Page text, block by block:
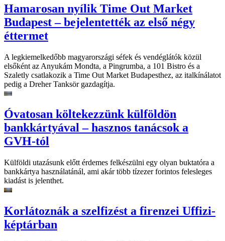
Hamarosan nyílik Time Out Market
Budapest – bejelentették az első négy
éttermet
A legkiemelkedőbb magyarországi séfek és vendéglátók közül
elsőként az Anyukám Mondta, a Pingrumba, a 101 Bistro és a
Szaletly csatlakozik a Time Out Market Budapesthez, az italkínálatot
pedig a Dreher Tanksör gazdagítja.
Óvatosan költekezzünk külföldön
bankkártyával – hasznos tanácsok a
GVH-tól
Külföldi utazásunk előtt érdemes felkészülni egy olyan buktatóra a
bankkártya használatánál, ami akár több tízezer forintos felesleges
kiadást is jelenthet.
Korlátoznák a szelfizést a firenzei Uffizi-
képtárban